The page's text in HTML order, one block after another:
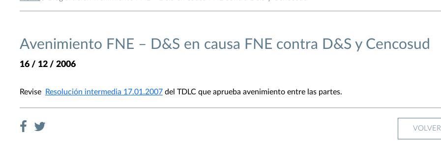
Avenimiento FNE – D&S en causa FNE contra D&S y Cencosud
16 / 12 / 2006
Revise Resolución intermedia 17.01.2007 del TDLC que aprueba avenimiento entre las partes.
VOLVER